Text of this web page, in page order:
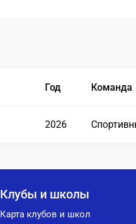
Год Команда
2026
Клубы и школы
Карта клубов и школ